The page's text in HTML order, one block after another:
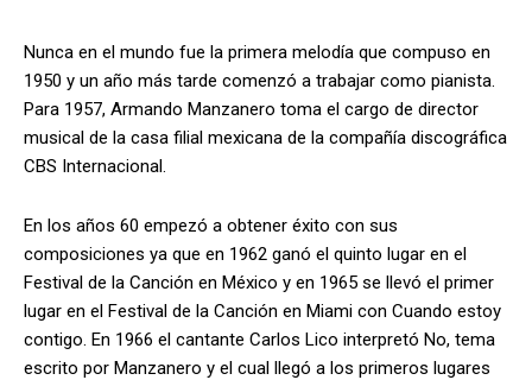
Nunca en el mundo fue la primera melodía que compuso en
1950 y un año más tarde comenzó a trabajar como pianista.
Para 1957, Armando Manzanero toma el cargo de director
musical de la casa filial mexicana de la compañía discográfica
CBS Internacional.
En los años 60 empezó a obtener éxito con sus
composiciones ya que en 1962 ganó el quinto lugar en el
Festival de la Canción en México y en 1965 se llevó el primer
lugar en el Festival de la Canción en Miami con Cuando estoy
contigo. En 1966 el cantante Carlos Lico interpretó No, tema
escrito por Manzanero y el cual llegó a los primeros lugares